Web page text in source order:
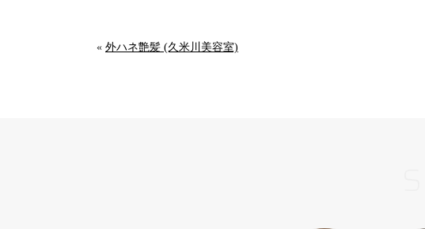
« 外ハネ艶髪 (久米川美容室)